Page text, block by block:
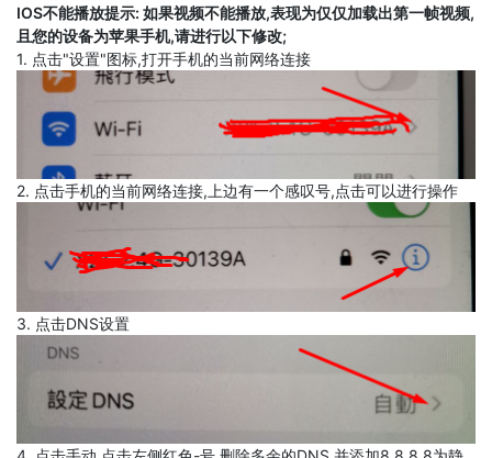
IOS不能播放提示: 如果视频不能播放,表现为仅仅加载出第一帧视频,
且您的设备为苹果手机,请进行以下修改;
1. 点击"设置"图标,打开手机的当前网络连接
2. 点击手机的当前网络连接,上边有一个感叹号,点击可以进行操作
3. 点击DNS设置